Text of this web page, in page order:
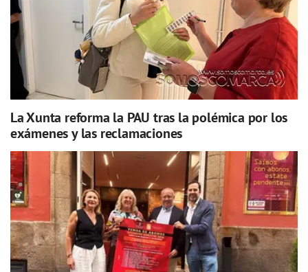
La Xunta reforma la PAU tras la polémica por los
exámenes y las reclamaciones